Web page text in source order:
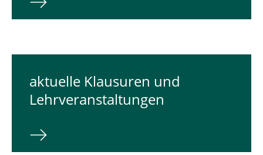
aktuelle Klausuren und
Lehrveranstaltungen